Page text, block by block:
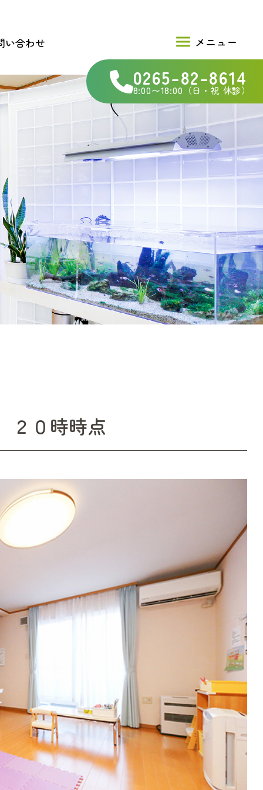
い合わせ
0265-82-8614
8:00〜18:00（日・祝 休診）
０時時点